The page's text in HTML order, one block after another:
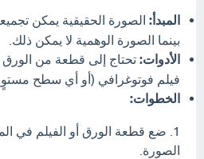
المبدأ: الصورة الحقيقية يمكن
بينما الصورة الوهمية لا يمكن ذلك.
الأدوات: تحتاج إلى قطعة من الورق
فيلم فوتوغرافي (أو أي سطح مستوٍ
الخطوات:
1. ضع قطعة الورق أو الفيلم في
الصورة.